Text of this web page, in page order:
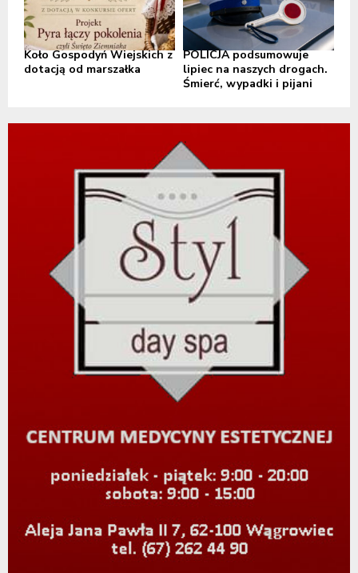
Koło Gospodyń Wiejskich z
dotacją od marszałka
POLICJA podsumowuje
lipiec na naszych drogach.
Śmierć, wypadki i pijani